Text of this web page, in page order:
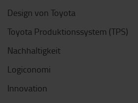
Design von Toyota
Toyota Produktionssystem (TPS)
Nachhaltigkeit
Logiconomi
Innovation